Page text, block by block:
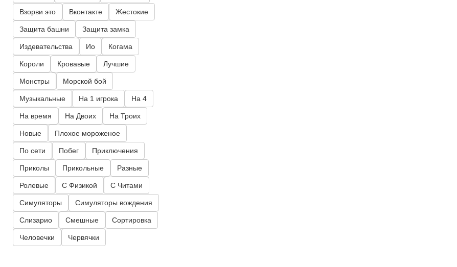
Взорви это Вконтакте Жестокие
Защита башни Защита замка
Издевательства Ио Когама
Короли Кровавые Лучшие
Монстры Морской бой
Музыкальные На 1 игрока На 4
На время На Двоих На Троих
Новые Плохое мороженое
По сети Побег Приключения
Приколы Прикольные Разные
Ролевые С Физикой С Читами
Симуляторы Симуляторы вождения
Слизарио Смешные Сортировка
Человечки Червячки